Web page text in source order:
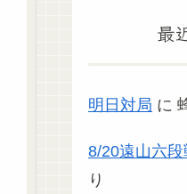
最
明日対局 に
8/20遠山六段
り